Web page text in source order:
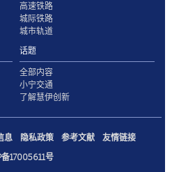
高速铁路
城际铁路
城市轨道
话题
全部内容
小宁交通
了解慧伊创新
息 隐私政策 参考文献
友情链接
备17005611号